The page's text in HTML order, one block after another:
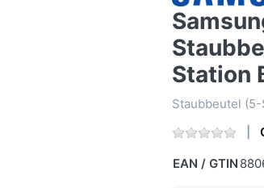
Station
Staubbeutel (5-
EAN / GTIN